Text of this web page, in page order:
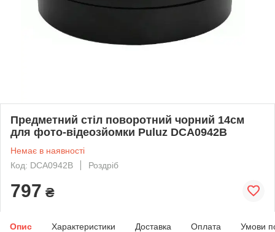
Предметний стіл поворотний чорний 14см
для фото-відеозйомки Puluz DCA0942B
Немає в наявності
Код: DCA0942B
Роздріб
797 ₴
Опис Характеристики Доставка Оплата Умови